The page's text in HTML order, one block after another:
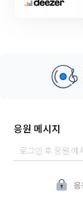
응원 메시지
응